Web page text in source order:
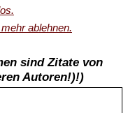
ablehnen.
sind Zitate von
Autoren!)!)